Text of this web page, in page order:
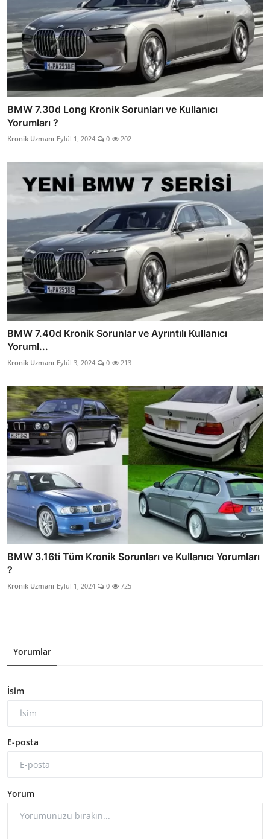
BMW 7.30d Long Kronik Sorunları ve Kullanıcı
Yorumları ?
Kronik Uzmanı Eylül 1, 2024 0 202
BMW 7.40d Kronik Sorunlar ve Ayrıntılı Kullanıcı
Yoruml...
Kronik Uzmanı Eylül 3, 2024 0 213
BMW 3.16ti Tüm Kronik Sorunları ve Kullanıcı Yorumları
?
Kronik Uzmanı Eylül 1, 2024 0 725
Yorumlar
İsim
E-posta
Yorum